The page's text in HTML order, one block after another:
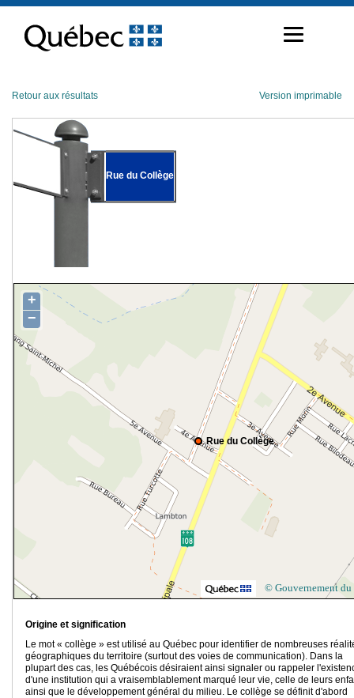
contenu
Retour aux résultats Version imprimable
Rue du Collège
Rue du Collège
+
−
© Gouvernement du
Origine et signification
Le mot « collège » est utilisé au Québec pour identifier de nombreuses
géographiques du territoire (surtout des voies de communication). Dans la
plupart des cas, les Québécois désiraient ainsi signaler ou rappeler
d'une institution qui a vraisemblablement marqué leur vie, celle de leurs
ainsi que le développement général du milieu. Le collège se définit d'abord